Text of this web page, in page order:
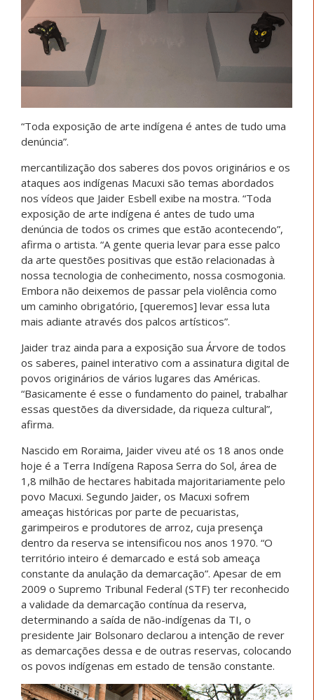
“Toda exposição de arte indígena é antes de tudo uma
denúncia”.
mercantilização dos saberes dos povos originários e os
ataques aos indígenas Macuxi são temas abordados
nos vídeos que Jaider Esbell exibe na mostra. “Toda
exposição de arte indígena é antes de tudo uma
denúncia de todos os crimes que estão acontecendo”,
afirma o artista. “A gente queria levar para esse palco
da arte questões positivas que estão relacionadas à
nossa tecnologia de conhecimento, nossa cosmogonia.
Embora não deixemos de passar pela violência como
um caminho obrigatório, [queremos] levar essa luta
mais adiante através dos palcos artísticos”.
Jaider traz ainda para a exposição sua Árvore de todos
os saberes, painel interativo com a assinatura digital de
povos originários de vários lugares das Américas.
“Basicamente é esse o fundamento do painel, trabalhar
essas questões da diversidade, da riqueza cultural”,
afirma.
Nascido em Roraima, Jaider viveu até os 18 anos onde
hoje é a Terra Indígena Raposa Serra do Sol, área de
1,8 milhão de hectares habitada majoritariamente pelo
povo Macuxi. Segundo Jaider, os Macuxi sofrem
ameaças históricas por parte de pecuaristas,
garimpeiros e produtores de arroz, cuja presença
dentro da reserva se intensificou nos anos 1970. “O
território inteiro é demarcado e está sob ameaça
constante da anulação da demarcação”. Apesar de em
2009 o Supremo Tribunal Federal (STF) ter reconhecido
a validade da demarcação contínua da reserva,
determinando a saída de não-indígenas da TI, o
presidente Jair Bolsonaro declarou a intenção de rever
as demarcações dessa e de outras reservas, colocando
os povos indígenas em estado de tensão constante.